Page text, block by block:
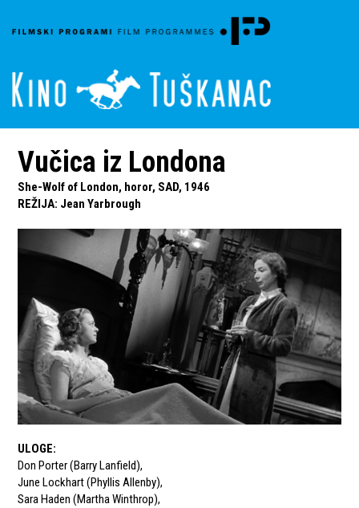
Vučica iz Londona
She-Wolf of London, horor, SAD, 1946
REŽIJA: Jean Yarbrough
ULOGE:
Don Porter (Barry Lanfield),
June Lockhart (Phyllis Allenby),
Sara Haden (Martha Winthrop),